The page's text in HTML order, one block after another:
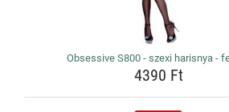
Obsessive S800 - szexi harisnya -
4390 Ft